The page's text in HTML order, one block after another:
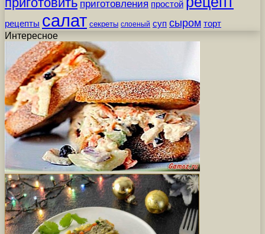
приготовления простой
рецепты салат секреты слоеный суп сыром торт
Интересное